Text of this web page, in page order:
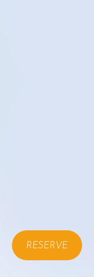
RESERVE